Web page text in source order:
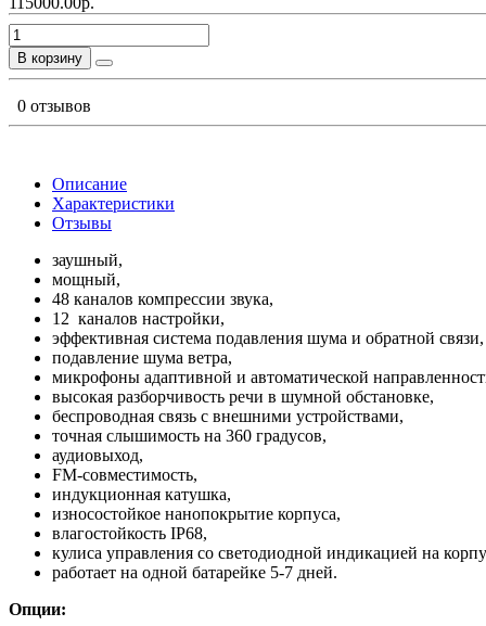
В корзину
0 отзывов
Описание
Характеристики
Отзывы
заушный,
мощный,
48 каналов компрессии звука,
12 каналов настройки,
эффективная система подавления шума и обратной связи,
подавление шума ветра,
микрофоны адаптивной и автоматической
высокая разборчивость речи в шумной обстановке,
беспроводная связь с внешними устройствами,
точная слышимость на 360 градусов,
аудиовыход,
FM-совместимость,
индукционная катушка,
износостойкое нанопокрытие корпуса,
влагостойкость IP68,
кулиса управления со светодиодной индикацией на
работает на одной батарейке 5-7 дней.
Опции: